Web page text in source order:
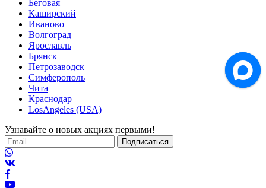
Беговая
Каширский
Иваново
Волгоград
Ярославль
Брянск
Петрозаводск
Симферополь
Чита
Краснодар
LosAngeles (USA)
Узнавайте о новых акциях первыми!
Подписаться